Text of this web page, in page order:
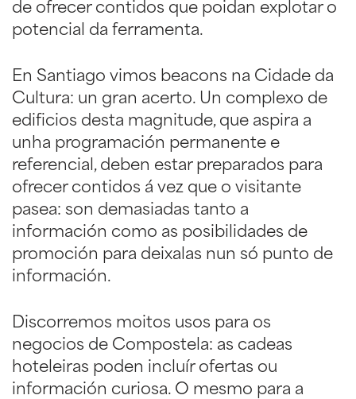
de ofrecer contidos que poidan explotar o
potencial da ferramenta.
En Santiago vimos beacons na Cidade da
Cultura: un gran acerto. Un complexo de
edificios desta magnitude, que aspira a
unha programación permanente e
referencial, deben estar preparados para
ofrecer contidos á vez que o visitante
pasea: son demasiadas tanto a
información como as posibilidades de
promoción para deixalas nun só punto de
información.
Discorremos moitos usos para os
negocios de Compostela: as cadeas
hoteleiras poden incluír ofertas ou
información curiosa. O mesmo para a